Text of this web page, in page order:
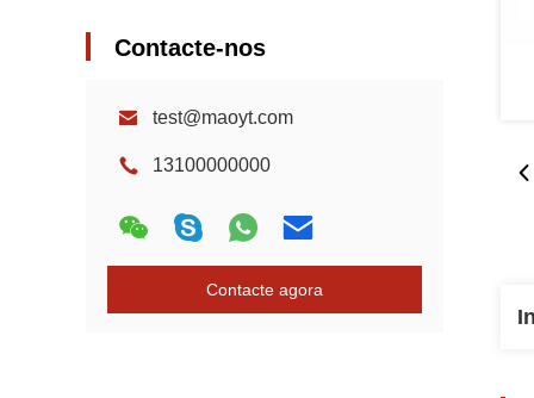
Contacte-nos
test@maoyt.com
13100000000
Contacte agora